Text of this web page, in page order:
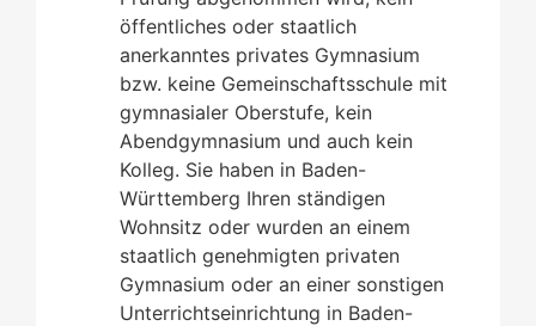
öffentliches oder staatlich
anerkanntes privates Gymnasium
bzw. keine Gemeinschaftsschule mit
gymnasialer Oberstufe, kein
Abendgymnasium und auch kein
Kolleg. Sie haben in Baden-
Württemberg Ihren ständigen
Wohnsitz oder wurden an einem
staatlich genehmigten privaten
Gymnasium oder an einer sonstigen
Unterrichtseinrichtung in Baden-